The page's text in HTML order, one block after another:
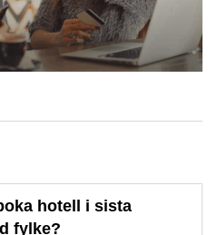
hotell i sista
fylke?